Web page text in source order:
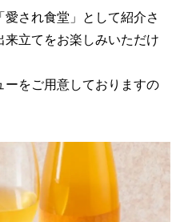
され食堂」として紹介さ
立てをお楽しみいただけ
をご用意しておりますの